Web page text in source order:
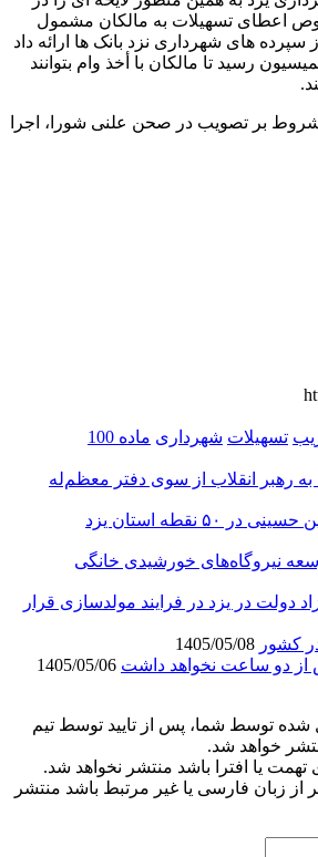
اعطای تسهیلات به مالکان مشمول
سپرده های شهرداری نزد بانک ها ارائه داد
رسید تا مالکان با أخذ وام بتوانند
بر تصویب در صحن علنی شورا، اجرا
تسهیلات شهرداری ماده 100
رهبر انقلاب از سوی دفتر معظم‌له
نقطه استان یزد
نیروگاه‌های خورشیدی خانگی
دولت در یزد در فرایند مولدسازی قرار
کشور
از دو ساعت نخواهد داشت
شده توسط شما، پس از تایید توسط تیم
خواهد شد.
تهمت یا افترا باشد منتشر نخواهد شد.
از زبان فارسی یا غیر مرتبط باشد منتشر